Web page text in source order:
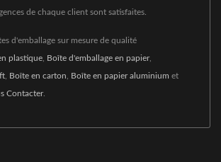
de chaque client sont satisfaites.
d'emballage sur mesure de qualité
plastique Boîte d'emballage en papier,
Boîte en carton Boîte en papier aluminium et
Contacter.